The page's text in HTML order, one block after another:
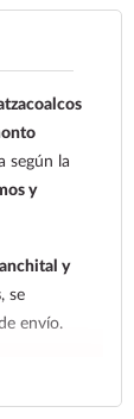
su
según la
y
y
, se
envío.